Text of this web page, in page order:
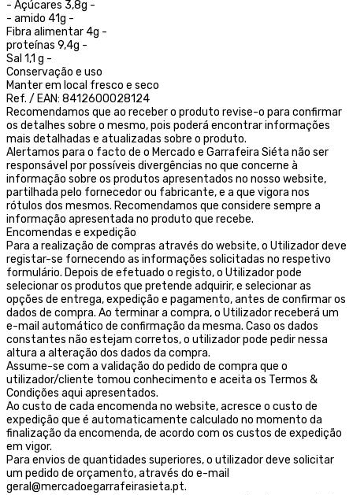
- Açúcares 3,8g -
- amido 41g -
Fibra alimentar 4g -
proteínas 9,4g -
Sal 1,1 g -
Conservação e uso
Manter em local fresco e seco
Ref. / EAN: 8412600028124
Recomendamos que ao receber o produto revise-o para confirmar
os detalhes sobre o mesmo, pois poderá encontrar informações
mais detalhadas e atualizadas sobre o produto.
Alertamos para o facto de o Mercado e Garrafeira Siéta não ser
responsável por possíveis divergências no que concerne à
informação sobre os produtos apresentados no nosso website,
partilhada pelo fornecedor ou fabricante, e a que vigora nos
rótulos dos mesmos. Recomendamos que considere sempre a
informação apresentada no produto que recebe.
Encomendas e expedição
Para a realização de compras através do website, o Utilizador deve
registar-se fornecendo as informações solicitadas no respetivo
formulário. Depois de efetuado o registo, o Utilizador pode
selecionar os produtos que pretende adquirir, e selecionar as
opções de entrega, expedição e pagamento, antes de confirmar os
dados de compra. Ao terminar a compra, o Utilizador receberá um
e-mail automático de confirmação da mesma. Caso os dados
constantes não estejam corretos, o utilizador pode pedir nessa
altura a alteração dos dados da compra.
Assume-se com a validação do pedido de compra que o
utilizador/cliente tomou conhecimento e aceita os Termos &
Condições aqui apresentados.
Ao custo de cada encomenda no website, acresce o custo de
expedição que é automaticamente calculado no momento da
finalização da encomenda, de acordo com os custos de expedição
em vigor.
Para envios de quantidades superiores, o utilizador deve solicitar
um pedido de orçamento, através do e-mail
geral@mercadoegarrafeirasieta.pt.